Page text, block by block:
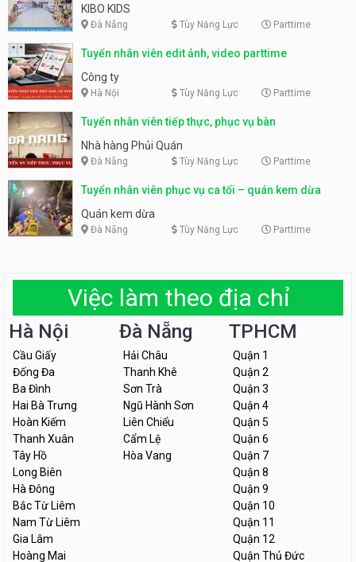
KIBO KIDS
Đà Nẵng Tùy Năng Lực Parttime
Tuyển nhân viên edit ảnh, video parttime
Công ty
Hà Nội Tùy Năng Lực Parttime
Tuyển nhân viên tiếp thực, phục vụ bàn
Nhà hàng Phủi Quán
Đà Nẵng Tùy Năng Lực Parttime
Tuyển nhân viên phục vụ ca tối – quán kem dừa
Quán kem dừa
Đà Nẵng Tùy Năng Lực Parttime
Việc làm theo địa chỉ
Hà Nội
Cầu Giấy
Đống Đa
Ba Đình
Hai Bà Trưng
Hoàn Kiếm
Thanh Xuân
Tây Hồ
Long Biên
Hà Đông
Bắc Từ Liêm
Nam Từ Liêm
Gia Lâm
Hoàng Mai
Đà Nẵng
Hải Châu
Thanh Khê
Sơn Trà
Ngũ Hành Sơn
Liên Chiểu
Cẩm Lệ
Hòa Vang
TPHCM
Quận 1
Quận 2
Quận 3
Quận 4
Quận 5
Quận 6
Quận 7
Quận 8
Quận 9
Quận 10
Quận 11
Quận 12
Quận Thủ Đức